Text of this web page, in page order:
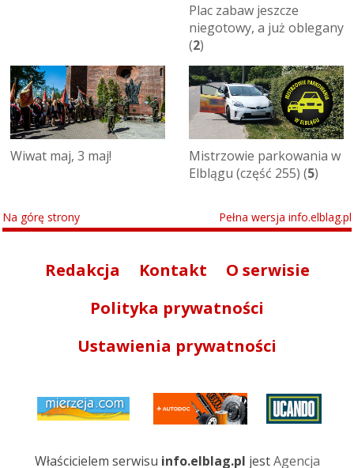
Plac zabaw jeszcze
niegotowy, a już oblegany
(2)
Wiwat maj, 3 maj!
Mistrzowie parkowania w
Elblągu (część 255) (5)
Na górę strony Pełna wersja info.elblag.pl
Redakcja Kontakt
O serwisie
Polityka prywatności
Ustawienia prywatności
Właścicielem serwisu info.elblag.pl jestAgencja